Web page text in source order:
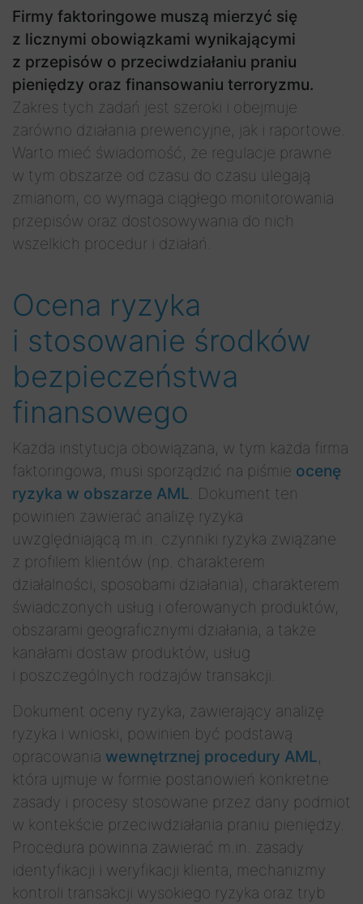
Firmy faktoringowe muszą mierzyć się
z licznymi obowiązkami wynikającymi
z przepisów o przeciwdziałaniu praniu
pieniędzy oraz finansowaniu terroryzmu.
Zakres tych zadań jest szeroki i obejmuje
zarówno działania prewencyjne, jak i raportowe.
Warto mieć świadomość, że regulacje prawne
w tym obszarze od czasu do czasu ulegają
zmianom, co wymaga ciągłego monitorowania
przepisów oraz dostosowywania do nich
wszelkich procedur i działań.
Ocena ryzyka
i stosowanie środków
bezpieczeństwa
finansowego
Każda instytucja obowiązana, w tym każda firma
faktoringowa, musi sporządzić na piśmie ocenę
ryzyka w obszarze AML. Dokument ten
powinien zawierać analizę ryzyka
uwzględniającą m.in. czynniki ryzyka związane
z profilem klientów (np. charakterem
działalności, sposobami działania), charakterem
świadczonych usług i oferowanych produktów,
obszarami geograficznymi działania, a także
kanałami dostaw produktów, usług
i poszczególnych rodzajów transakcji.
Dokument oceny ryzyka, zawierający analizę
ryzyka i wnioski, powinien być podstawą
opracowania wewnętrznej procedury AML,
która ujmuje w formie postanowień konkretne
zasady i procesy stosowane przez dany podmiot
w kontekście przeciwdziałania praniu pieniędzy.
Procedura powinna zawierać m.in. zasady
identyfikacji i weryfikacji klienta, mechanizmy
kontroli transakcji wysokiego ryzyka oraz tryb